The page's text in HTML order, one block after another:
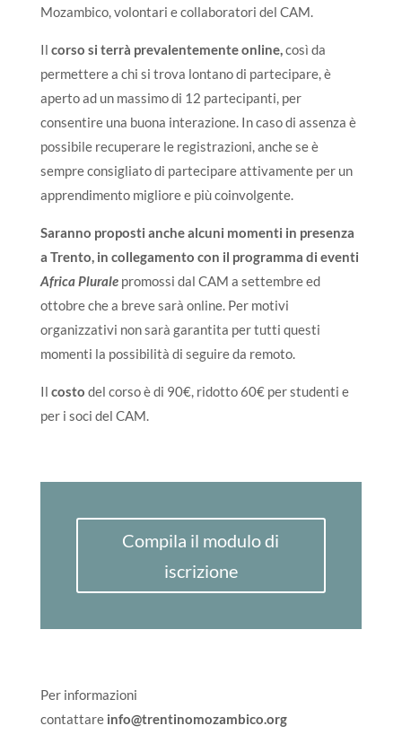
Mozambico, volontari e collaboratori del CAM.
Il corso si terrà prevalentemente online,così da
permettere a chi si trova lontano di partecipare, è
aperto ad un massimo di 12 partecipanti, per
consentire una buona interazione. In caso di assenza è
possibile recuperare le registrazioni, anche se è
sempre consigliato di partecipare attivamente per un
apprendimento migliore e più coinvolgente.
Saranno proposti anche alcuni momenti in presenza
a Trento, in collegamento con il programma di eventi
Africa Pluralepromossi dal CAM a settembre ed
ottobre che a breve sarà online. Per motivi
organizzativi non sarà garantita per tutti questi
momenti la possibilità di seguire da remoto.
Il costo del corso è di 90€, ridotto 60€ per studenti e
per i soci del CAM.
Compila il modulo di
iscrizione
Per informazioni
contattare info@trentinomozambico.org